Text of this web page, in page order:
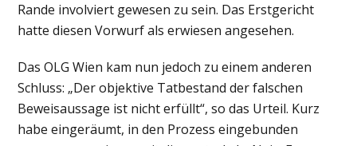
Rande involviert gewesen zu sein. Das Erstgericht
hatte diesen Vorwurf als erwiesen angesehen.
Das OLG Wien kam nun jedoch zu einem anderen
Schluss: „Der objektive Tatbestand der falschen
Beweisaussage ist nicht erfüllt“, so das Urteil. Kurz
habe eingeräumt, in den Prozess eingebunden